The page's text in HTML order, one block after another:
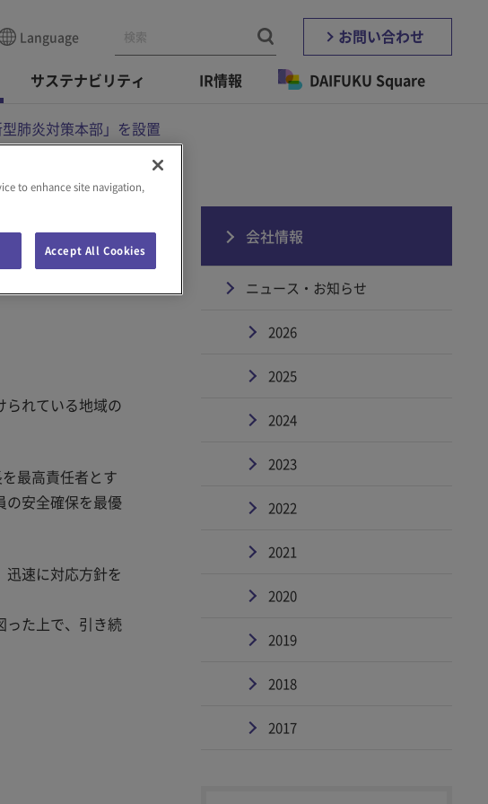
Language お問い合わせ
サステナビリティ IR情報 DAIFUKU Square
肺炎対策本部」を設置
む
られている地域の
最高責任者とす
の安全確保を最優
速に対応方針を
った上で、引き続
会社情報
ニュース・お知らせ
2026
2025
2024
2023
2022
2021
2020
2019
2018
2017
to enhance site navigation,
Accept All Cookies